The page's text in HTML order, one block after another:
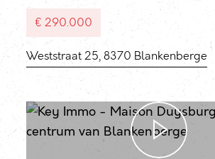
€ 290.000
Weststraat 25, 8370 Blankenberge